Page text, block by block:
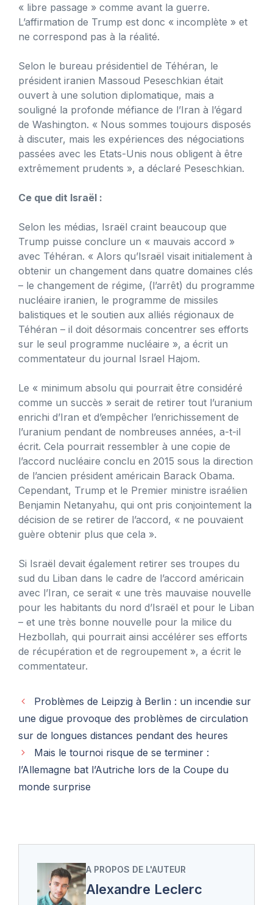
« libre passage » comme avant la guerre.
L’affirmation de Trump est donc « incomplète » et
ne correspond pas à la réalité.
Selon le bureau présidentiel de Téhéran, le
président iranien Massoud Peseschkian était
ouvert à une solution diplomatique, mais a
souligné la profonde méfiance de l’Iran à l’égard
de Washington. « Nous sommes toujours disposés
à discuter, mais les expériences des négociations
passées avec les Etats-Unis nous obligent à être
extrêmement prudents », a déclaré Peseschkian.
Ce que dit Israël :
Selon les médias, Israël craint beaucoup que
Trump puisse conclure un « mauvais accord »
avec Téhéran. « Alors qu’Israël visait initialement à
obtenir un changement dans quatre domaines clés
– le changement de régime, (l’arrêt) du programme
nucléaire iranien, le programme de missiles
balistiques et le soutien aux alliés régionaux de
Téhéran – il doit désormais concentrer ses efforts
sur le seul programme nucléaire », a écrit un
commentateur du journal Israel Hajom.
Le « minimum absolu qui pourrait être considéré
comme un succès » serait de retirer tout l’uranium
enrichi d’Iran et d’empêcher l’enrichissement de
l’uranium pendant de nombreuses années, a-t-il
écrit. Cela pourrait ressembler à une copie de
l’accord nucléaire conclu en 2015 sous la direction
de l’ancien président américain Barack Obama.
Cependant, Trump et le Premier ministre israélien
Benjamin Netanyahu, qui ont pris conjointement la
décision de se retirer de l’accord, « ne pouvaient
guère obtenir plus que cela ».
Si Israël devait également retirer ses troupes du
sud du Liban dans le cadre de l’accord américain
avec l’Iran, ce serait « une très mauvaise nouvelle
pour les habitants du nord d’Israël et pour le Liban
– et une très bonne nouvelle pour la milice du
Hezbollah, qui pourrait ainsi accélérer ses efforts
de récupération et de regroupement », a écrit le
commentateur.
Problèmes de Leipzig à Berlin : un incendie sur
une digue provoque des problèmes de circulation
sur de longues distances pendant des heures
Mais le tournoi risque de se terminer :
l’Allemagne bat l’Autriche lors de la Coupe du
monde surprise
A PROPOS DE L'AUTEUR
Alexandre Leclerc